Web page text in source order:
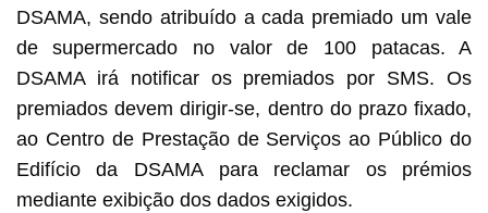
DSAMA, sendo atribuído a cada premiado um vale
de supermercado no valor de 100 patacas. A
DSAMA irá notificar os premiados por SMS. Os
premiados devem dirigir-se, dentro do prazo fixado,
ao Centro de Prestação de Serviços ao Público do
Edifício da DSAMA para reclamar os prémios
mediante exibição dos dados exigidos.